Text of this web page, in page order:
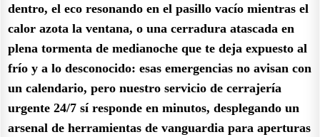
dentro, el eco resonando en el pasillo vacío mientras el
calor azota la ventana, o una cerradura atascada en
plena tormenta de medianoche que te deja expuesto al
frío y a lo desconocido: esas emergencias no avisan con
un calendario, pero nuestro servicio de cerrajería
urgente 24/7 sí responde en minutos, desplegando un
arsenal de herramientas de vanguardia para aperturas